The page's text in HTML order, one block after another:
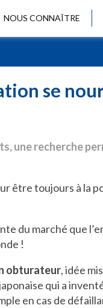
NOUS CONNAÎTRE
se
une recherche
être toujours à la
du marché que
!
obturateur, idée
qui a
en cas de